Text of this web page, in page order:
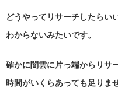
どうやってリサーチしたらい
わからないみたいです。
確かに闇雲に片っ端からリサ
時間がいくらあっても足りませ